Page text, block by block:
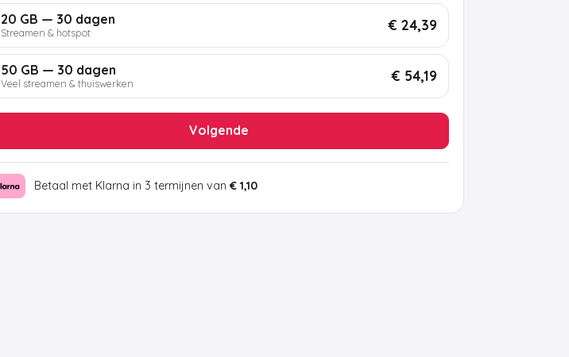
20 GB — 30 dagen
Streamen & hotspot € 24,39
50 GB — 30 dagen
Veel streamen & thuiswerken € 54,19
Volgende
Betaal met Klarna in 3 termijnen van € 1,10